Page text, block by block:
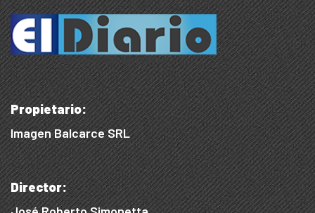
Propietario:
Imagen Balcarce SRL
Director: